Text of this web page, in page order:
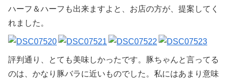
ハーフ＆ハーフも出来ますよと、お店の方が、提案してく
れました。
評判通り、とても美味しかったです。豚ちゃんと言ってる
のは、かなり豚バラに近いものでした。私にはあまり意味